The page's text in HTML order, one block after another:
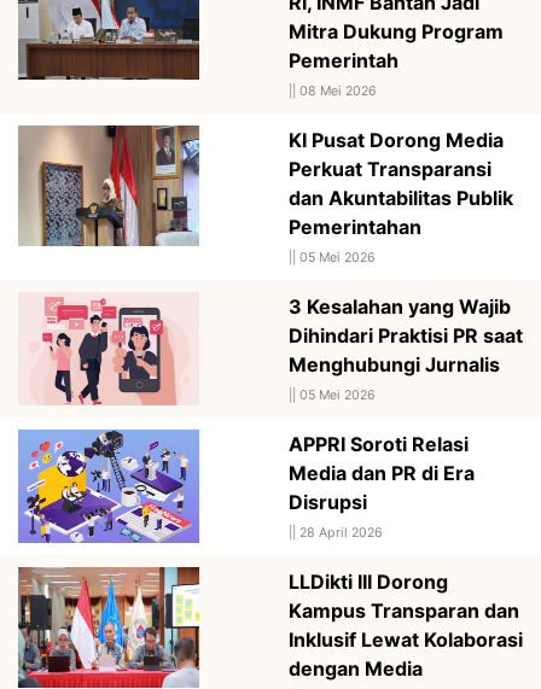
Mitra Dukung Program
Pemerintah
08 Mei 2026
KI Pusat Dorong Media
Perkuat Transparansi
dan Akuntabilitas Publik
Pemerintahan
05 Mei 2026
3 Kesalahan yang Wajib
Dihindari Praktisi PR saat
Menghubungi Jurnalis
05 Mei 2026
APPRI Soroti Relasi
Media dan PR di Era
Disrupsi
28 April 2026
LLDikti III Dorong
Kampus Transparan dan
Inklusif Lewat Kolaborasi
dengan Media